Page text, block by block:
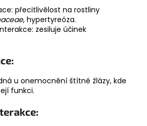
přecitlivělost na rostliny
, hypertyreóza.
zesiluje účinek
u onemocnění štítné žlázy, kde
funkci.